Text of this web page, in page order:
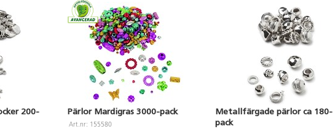
200-
Pärlor Mardigras 3000-pack
Art.nr: 155580
Metallfärgade pärlor ca 180-
pack